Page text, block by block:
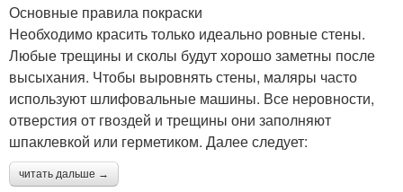
Основные правила покраски
Необходимо красить только идеально ровные стены.
Любые трещины и сколы будут хорошо заметны после
высыхания. Чтобы выровнять стены, маляры часто
используют шлифовальные машины. Все неровности,
отверстия от гвоздей и трещины они заполняют
шпаклевкой или герметиком. Далее следует:
читать дальше →